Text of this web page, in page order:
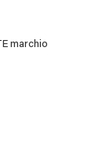
marchio